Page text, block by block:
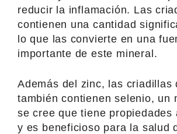
reducir la inflamación. Las
contienen una cantidad
lo que las convierte en una
importante de este mineral.
Además del zinc, las criadillas
también contienen selenio, un
se cree que tiene propiedades
y es beneficioso para la salud